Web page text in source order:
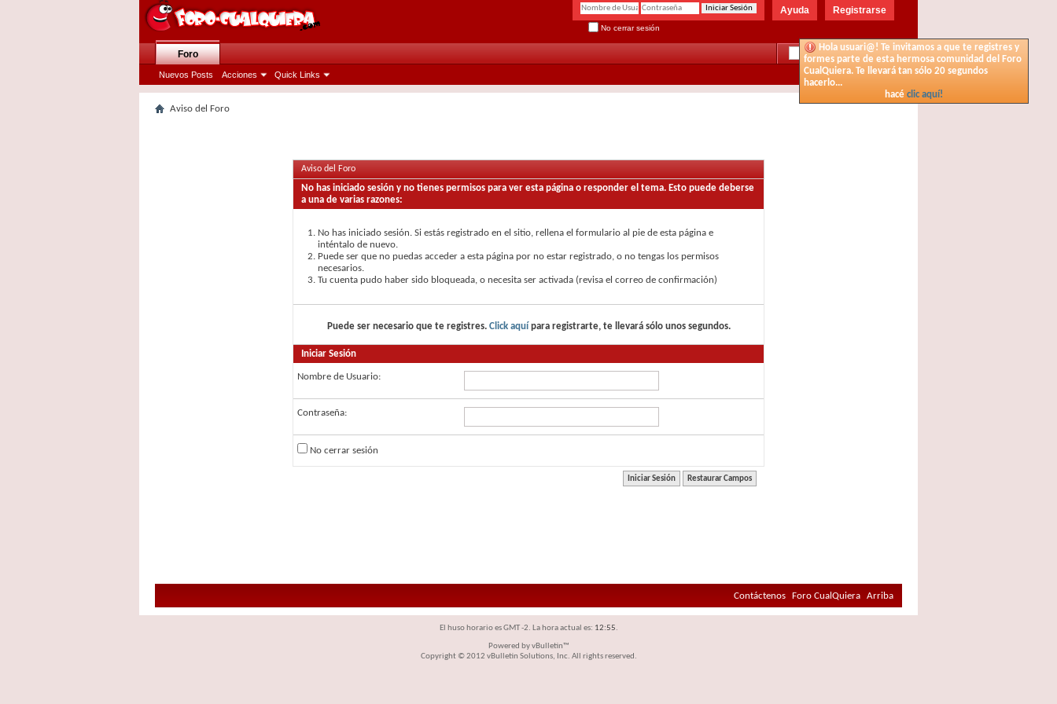
Hola usuari@! Te invitamos a que te registres y
formes parte de esta hermosa comunidad del Foro
CualQuiera. Te llevará tan sólo 20 segundos
hacerlo...
hacé clic aquí!
Registrarse
Ayuda
No cerrar sesión
Foro
Nuevos Posts Acciones Quick Links Búsqueda Avanzada
Aviso del Foro
Aviso del Foro
No has iniciado sesión y no tienes permisos para ver esta página o responder el tema. Esto puede deberse
a una de varias razones:
No has iniciado sesión. Si estás registrado en el sitio, rellena el formulario al pie de esta página e
inténtalo de nuevo.
Puede ser que no puedas acceder a esta página por no estar registrado, o no tengas los permisos
necesarios.
Tu cuenta pudo haber sido bloqueada, o necesita ser activada (revisa el correo de confirmación)
Puede ser necesario que te registres. Click aquípara registrarte, te llevará sólo unos segundos.
Iniciar Sesión
Nombre de Usuario:
Contraseña:
No cerrar sesión
Contáctenos Foro CualQuiera Arriba
El huso horario es GMT -2. La hora actual es: 12:55.
Powered by vBulletin™
Copyright © 2012 vBulletin Solutions, Inc. All rights reserved.